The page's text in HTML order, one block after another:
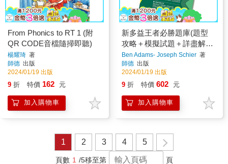
From Phonics to RT 1 (附
QR CODE音檔隨掃即聽)
楊耀琦 著
師德 出版
2024/01/19 出版
9 折 特價 162 元
加入購物車
新多益王者必勝題庫(題型
攻略＋模擬試題＋詳盡解析
＋QR CODE音檔)
Ben Adams- Joseph Schier 著
師德 出版
2024/01/19 出版
9 折 特價 602 元
加入購物車
1 2 3 4 5
頁數 1 /5移至第 頁